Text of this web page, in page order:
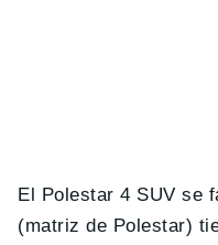
El Polestar 4 SUV se
(matriz de Polestar)